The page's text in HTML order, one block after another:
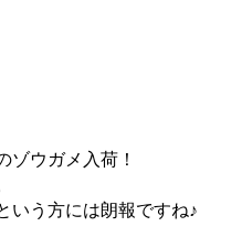
ゾウガメ入荷！
いう方には朗報ですね♪